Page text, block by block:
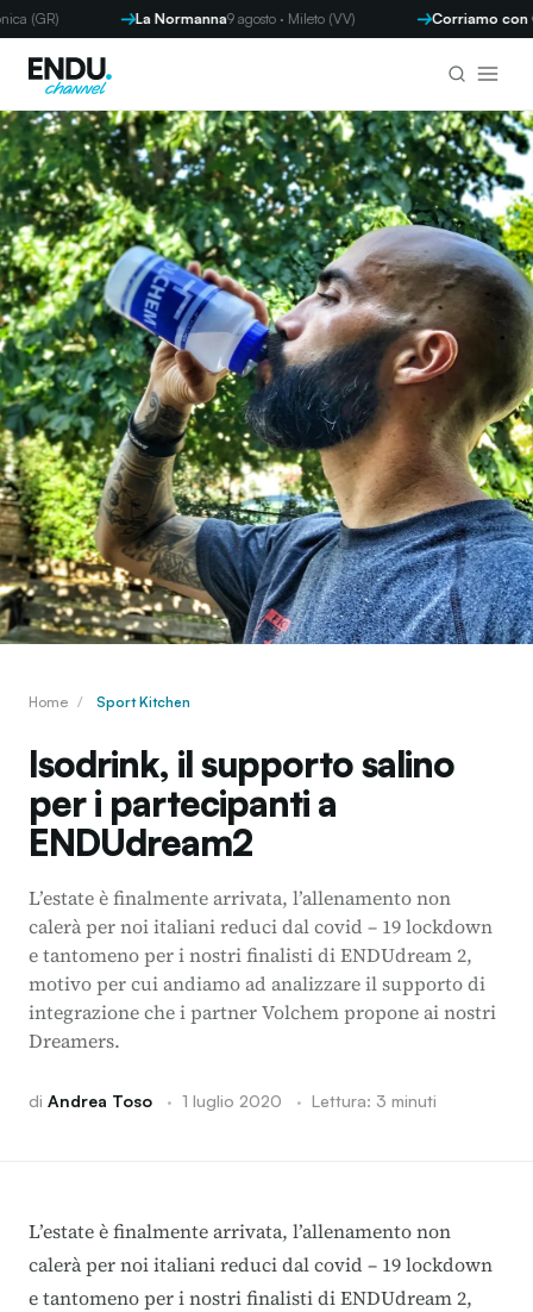
La Normanna9 agosto · Mileto (VV) Corriamo con
Home / Sport Kitchen
Isodrink, il supporto salino
per i partecipanti a
ENDUdream2
L’estate è finalmente arrivata, l’allenamento non
calerà per noi italiani reduci dal covid – 19 lockdown
e tantomeno per i nostri finalisti di ENDUdream 2,
motivo per cui andiamo ad analizzare il supporto di
integrazione che i partner Volchem propone ai nostri
Dreamers.
di Andrea Toso · 1 luglio 2020 · Lettura: 3 minuti
L’estate è finalmente arrivata, l’allenamento non
calerà per noi italiani reduci dal covid – 19 lockdown
e tantomeno per i nostri finalisti di ENDUdream 2,